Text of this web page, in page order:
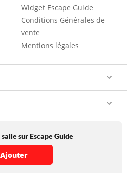
Widget Escape Guide
Conditions Générales de
vente
Mentions légales
sur Escape Guide
Ajouter